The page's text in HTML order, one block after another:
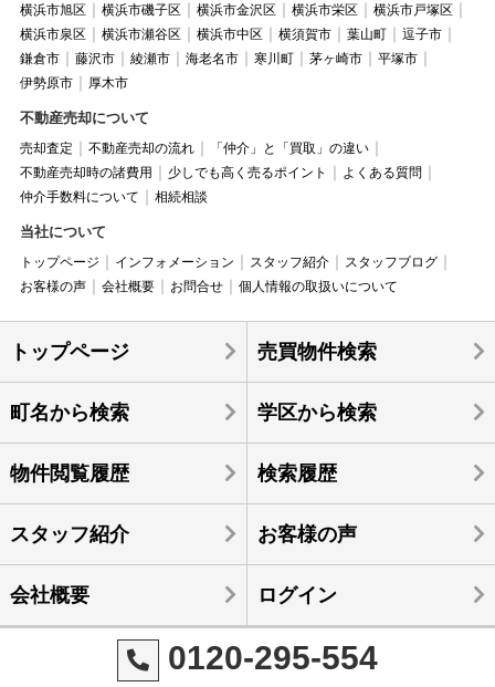
横浜市旭区
横浜市磯子区 横浜市金沢区 横浜市栄区
横浜市戸塚区
横浜市泉区
横浜市瀬谷区 横浜市中区 横須賀市 葉山町
逗子市
鎌倉市
藤沢市 綾瀬市 海老名市 寒川町 茅ヶ崎市
平塚市
伊勢原市
厚木市
不動産売却について
売却査定 不動産売却の流れ
「仲介」と「買取」の違い
不動産売却時の諸費用
少しでも高く売るポイント
よくある質問
仲介手数料について
相続相談
当社について
トップページ インフォメーション スタッフ紹介
スタッフブログ
お客様の声
会社概要 お問合せ 個人情報の取扱いについて
トップページ 売買物件検索
町名から検索 学区から検索
物件閲覧履歴 検索履歴
スタッフ紹介 お客様の声
会社概要 ログイン
0120-295-554